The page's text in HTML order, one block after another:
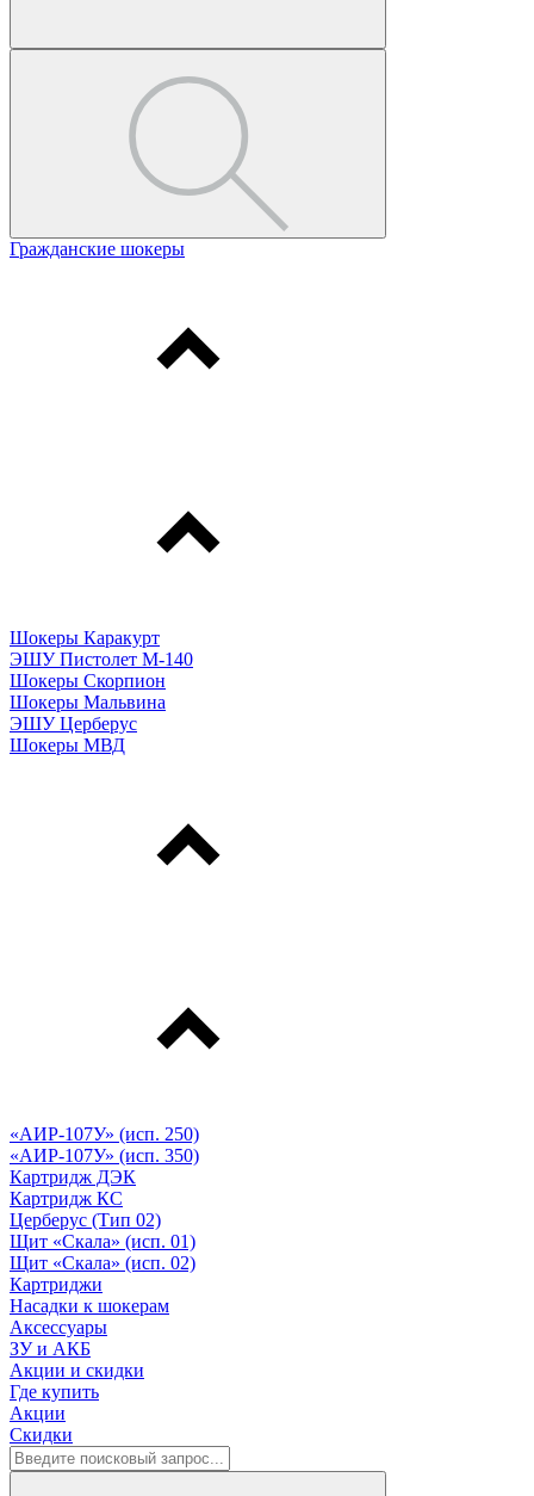
Гражданские шокеры
Шокеры Каракурт
ЭШУ Пистолет М-140
Шокеры Скорпион
Шокеры Мальвина
ЭШУ Церберус
Шокеры МВД
«АИР-107У» (исп. 250)
«АИР-107У» (исп. 350)
Картридж ДЭК
Картридж КС
Церберус (Тип 02)
Щит «Скала» (исп. 01)
Щит «Скала» (исп. 02)
Картриджи
Насадки к шокерам
Аксессуары
ЗУ и АКБ
Акции и скидки
Где купить
Акции
Скидки